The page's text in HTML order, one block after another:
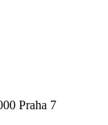
Praha 7